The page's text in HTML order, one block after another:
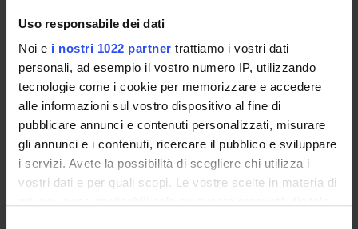
Uso responsabile dei dati
Noi e i nostri 1022 partner trattiamo i vostri dati
personali, ad esempio il vostro numero IP, utilizzando
tecnologie come i cookie per memorizzare e accedere
alle informazioni sul vostro dispositivo al fine di
pubblicare annunci e contenuti personalizzati, misurare
gli annunci e i contenuti, ricercare il pubblico e sviluppare
i servizi. Avete la possibilità di scegliere chi utilizza i
vostri dati e per quali scopi. Le vostre scelte in materia di
Rete formativa
Servizio Studenti Internazionali
OFFERTA FORMATIVA
SEMESTRE FILTRO